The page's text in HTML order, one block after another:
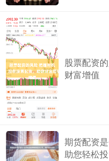
股票配资
财富增值
期货配资
助您轻松